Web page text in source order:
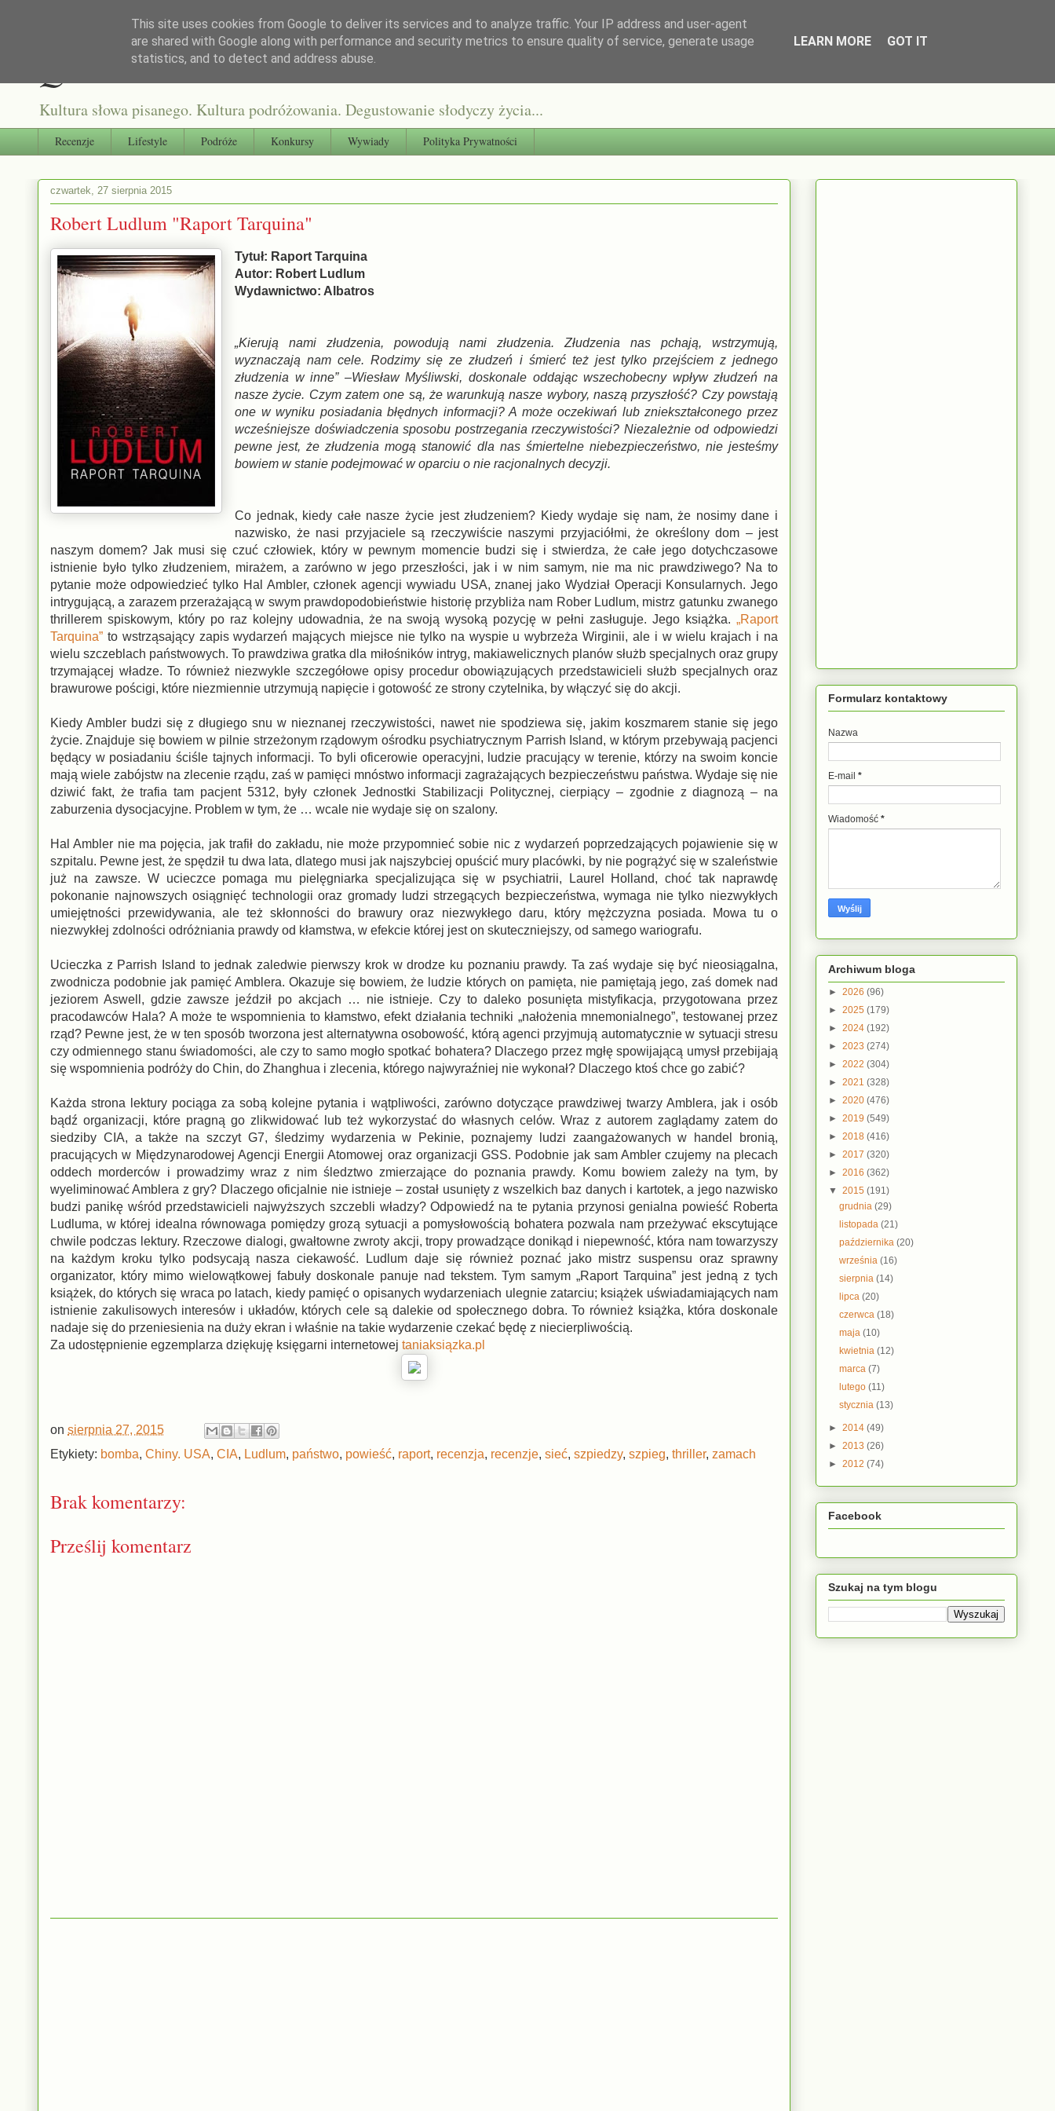
Qultura słowa
Kultura słowa pisanego. Kultura podróżowania. Degustowanie słodyczy życia...
Recenzje Lifestyle Podróże Konkursy Wywiady Polityka Prywatności
czwartek, 27 sierpnia 2015
Robert Ludlum "Raport Tarquina"
Tytuł: Raport Tarquina
Autor: Robert Ludlum
Wydawnictwo: Albatros
„Kierują nami złudzenia, powodują nami złudzenia. Złudzenia nas pchają, wstrzymują,
wyznaczają nam cele. Rodzimy się ze złudzeń i śmierć też jest tylko przejściem z jednego
złudzenia w inne” –Wiesław Myśliwski, doskonale oddając wszechobecny wpływ złudzeń na
nasze życie. Czym zatem one są, że warunkują nasze wybory, naszą przyszłość? Czy powstają
one w wyniku posiadania błędnych informacji? A może oczekiwań lub zniekształconego przez
wcześniejsze doświadczenia sposobu postrzegania rzeczywistości? Niezależnie od odpowiedzi
pewne jest, że złudzenia mogą stanowić dla nas śmiertelne niebezpieczeństwo, nie jesteśmy
bowiem w stanie podejmować w oparciu o nie racjonalnych decyzji.
Co jednak, kiedy całe nasze życie jest złudzeniem? Kiedy wydaje się nam, że nosimy dane i
nazwisko, że nasi przyjaciele są rzeczywiście naszymi przyjaciółmi, że określony dom – jest
naszym domem? Jak musi się czuć człowiek, który w pewnym momencie budzi się i stwierdza, że całe jego dotychczasowe
istnienie było tylko złudzeniem, mirażem, a zarówno w jego przeszłości, jak i w nim samym, nie ma nic prawdziwego? Na to
pytanie może odpowiedzieć tylko Hal Ambler, członek agencji wywiadu USA, znanej jako Wydział Operacji Konsularnych. Jego
intrygującą, a zarazem przerażającą w swym prawdopodobieństwie historię przybliża nam Rober Ludlum, mistrz gatunku zwanego
thrillerem spiskowym, który po raz kolejny udowadnia, że na swoją wysoką pozycję w pełni zasługuje. Jego książka. „Raport
Tarquina” to wstrząsający zapis wydarzeń mających miejsce nie tylko na wyspie u wybrzeża Wirginii, ale i w wielu krajach i na
wielu szczeblach państwowych. To prawdziwa gratka dla miłośników intryg, makiawelicznych planów służb specjalnych oraz grupy
trzymającej władze. To również niezwykle szczegółowe opisy procedur obowiązujących przedstawicieli służb specjalnych oraz
brawurowe pościgi, które niezmiennie utrzymują napięcie i gotowość ze strony czytelnika, by włączyć się do akcji.
Kiedy Ambler budzi się z długiego snu w nieznanej rzeczywistości, nawet nie spodziewa się, jakim koszmarem stanie się jego
życie. Znajduje się bowiem w pilnie strzeżonym rządowym ośrodku psychiatrycznym Parrish Island, w którym przebywają pacjenci
będący w posiadaniu ściśle tajnych informacji. To byli oficerowie operacyjni, ludzie pracujący w terenie, którzy na swoim koncie
mają wiele zabójstw na zlecenie rządu, zaś w pamięci mnóstwo informacji zagrażających bezpieczeństwu państwa. Wydaje się nie
dziwić fakt, że trafia tam pacjent 5312, były członek Jednostki Stabilizacji Politycznej, cierpiący – zgodnie z diagnozą – na
zaburzenia dysocjacyjne. Problem w tym, że … wcale nie wydaje się on szalony.
Hal Ambler nie ma pojęcia, jak trafił do zakładu, nie może przypomnieć sobie nic z wydarzeń poprzedzających pojawienie się w
szpitalu. Pewne jest, że spędził tu dwa lata, dlatego musi jak najszybciej opuścić mury placówki, by nie pogrążyć się w szaleństwie
już na zawsze. W ucieczce pomaga mu pielęgniarka specjalizująca się w psychiatrii, Laurel Holland, choć tak naprawdę
pokonanie najnowszych osiągnięć technologii oraz gromady ludzi strzegących bezpieczeństwa, wymaga nie tylko niezwykłych
umiejętności przewidywania, ale też skłonności do brawury oraz niezwykłego daru, który mężczyzna posiada. Mowa tu o
niezwykłej zdolności odróżniania prawdy od kłamstwa, w efekcie której jest on skuteczniejszy, od samego wariografu.
Ucieczka z Parrish Island to jednak zaledwie pierwszy krok w drodze ku poznaniu prawdy. Ta zaś wydaje się być nieosiągalna,
zwodnicza podobnie jak pamięć Amblera. Okazuje się bowiem, że ludzie których on pamięta, nie pamiętają jego, zaś domek nad
jeziorem Aswell, gdzie zawsze jeździł po akcjach … nie istnieje. Czy to daleko posunięta mistyfikacja, przygotowana przez
pracodawców Hala? A może te wspomnienia to kłamstwo, efekt działania techniki „nałożenia mnemonialnego”, testowanej przez
rząd? Pewne jest, że w ten sposób tworzona jest alternatywna osobowość, którą agenci przyjmują automatycznie w sytuacji stresu
czy odmiennego stanu świadomości, ale czy to samo mogło spotkać bohatera? Dlaczego przez mgłę spowijającą umysł przebijają
się wspomnienia podróży do Chin, do Zhanghua i zlecenia, którego najwyraźniej nie wykonał? Dlaczego ktoś chce go zabić?
Każda strona lektury pociąga za sobą kolejne pytania i wątpliwości, zarówno dotyczące prawdziwej twarzy Amblera, jak i osób
bądź organizacji, które pragną go zlikwidować lub też wykorzystać do własnych celów. Wraz z autorem zaglądamy zatem do
siedziby CIA, a także na szczyt G7, śledzimy wydarzenia w Pekinie, poznajemy ludzi zaangażowanych w handel bronią,
pracujących w Międzynarodowej Agencji Energii Atomowej oraz organizacji GSS. Podobnie jak sam Ambler czujemy na plecach
oddech morderców i prowadzimy wraz z nim śledztwo zmierzające do poznania prawdy. Komu bowiem zależy na tym, by
wyeliminować Amblera z gry? Dlaczego oficjalnie nie istnieje – został usunięty z wszelkich baz danych i kartotek, a jego nazwisko
budzi panikę wśród przedstawicieli najwyższych szczebli władzy? Odpowiedź na te pytania przynosi genialna powieść Roberta
Ludluma, w której idealna równowaga pomiędzy grozą sytuacji a pomysłowością bohatera pozwala nam przeżywać ekscytujące
chwile podczas lektury. Rzeczowe dialogi, gwałtowne zwroty akcji, tropy prowadzące donikąd i niepewność, która nam towarzyszy
na każdym kroku tylko podsycają nasza ciekawość. Ludlum daje się również poznać jako mistrz suspensu oraz sprawny
organizator, który mimo wielowątkowej fabuły doskonale panuje nad tekstem. Tym samym „Raport Tarquina” jest jedną z tych
książek, do których się wraca po latach, kiedy pamięć o opisanych wydarzeniach ulegnie zatarciu; książek uświadamiających nam
istnienie zakulisowych interesów i układów, których cele są dalekie od społecznego dobra. To również książka, która doskonale
nadaje się do przeniesienia na duży ekran i właśnie na takie wydarzenie czekać będę z niecierpliwością.
Za udostępnienie egzemplarza dziękuję księgarni internetowej taniaksiązka.pl
on sierpnia 27, 2015
Etykiety: bomba, Chiny. USA, CIA, Ludlum, państwo, powieść, raport, recenzja, recenzje, sieć, szpiedzy, szpieg, thriller, zamach
Brak komentarzy:
Prześlij komentarz
Formularz kontaktowy
Nazwa
E-mail *
Wiadomość *
Archiwum bloga
► 2026 (96)
► 2025 (179)
► 2024 (192)
► 2023 (274)
► 2022 (304)
► 2021 (328)
► 2020 (476)
► 2019 (549)
► 2018 (416)
► 2017 (320)
► 2016 (362)
▼ 2015 (191)
grudnia(29)
listopada(21)
października(20)
września(16)
sierpnia(14)
lipca(20)
czerwca(18)
maja(10)
kwietnia(12)
marca(7)
lutego(11)
stycznia(13)
► 2014 (49)
► 2013 (26)
► 2012 (74)
Facebook
Szukaj na tym blogu
This site uses cookies from Google to deliver its services and to analyze traffic. Your IP address and user-agent
are shared with Google along with performance and security metrics to ensure quality of service, generate usage
statistics, and to detect and address abuse.
LEARN MORE GOT IT